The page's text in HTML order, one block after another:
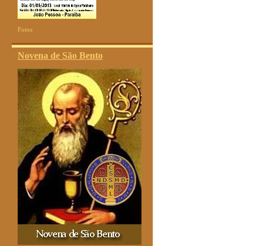
Fotos
Novena de São Bento